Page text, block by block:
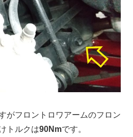
がフロントロワアームのフロン
トルクは90Nmです。